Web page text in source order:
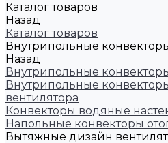
Каталог товаров
Назад
Каталог товаров
Внутрипольные
Назад
Внутрипольные
Внутрипольные
вентилятора
Конвекторы водяные
Напольные конвекторы
Вытяжные дизайн